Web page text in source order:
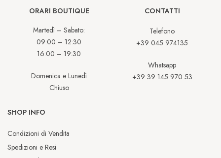
ORARI BOUTIQUE
Martedì – Sabato:
09:00 – 12:30
16:00 – 19:30
Domenica e Lunedì
Chiuso
CONTATTI
Telefono
+39 045 974135
Whatsapp
+39 39 145 970 53
SHOP INFO
Condizioni di Vendita
Spedizioni e Resi